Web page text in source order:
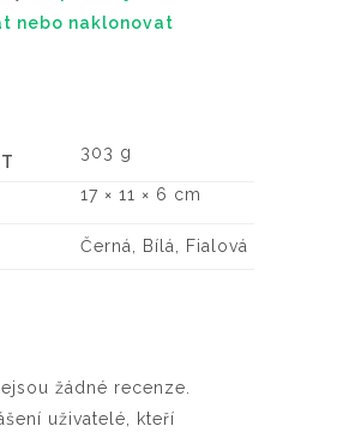
nebo naklonovat
303 g
17 × 11 × 6 cm
Černá, Bílá, Fialová
žádné recenze.
uživatelé, kteří